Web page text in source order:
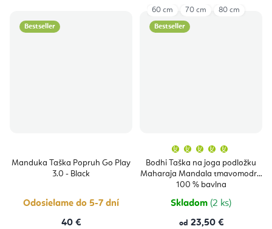
Bestseller
Manduka Taška Popruh Go Play
3.0 - Black
Odosielame do 5-7 dní
40 €
Bestseller
Bodhi Taška na joga podložku
Maharaja Mandala tmavomodrá
100 % bavlna
produktu
je
5,0
Skladom (2 ks)
od 23,50 €
60 cm 70 cm 80 cm